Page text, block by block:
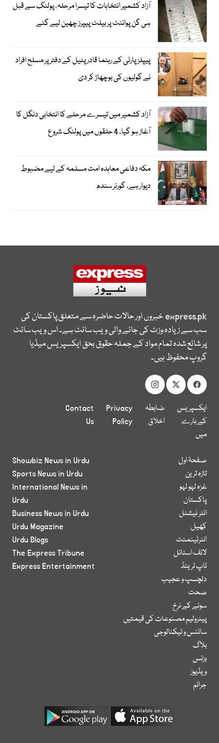
آزاد کشمیر انتخابات کا تیسرا مرحلہ، پولنگ سے قبل
ہی گن پوائنٹ پر بیلٹ پیپرز چھین لیے گئے
پیپلز پارٹی کے رہنما قادر پٹیل کے دفتر پر مسلح افراد
نے گولیوں کی بوچھاڑ کر دی
آزاد کشمیر میں تیسرے مرحلے کا انتخابی دنگل کا
آغاز ہو گیا، 4 حلقوں میں پولنگ شروع
مکہ دفاعی معاہدہ امت مسلمہ کے لیے مضبوط
دیوار ہے، گورنر سندھ
express.pkخبروں اور حالات حاضرہ سے متعلق پاکستان کی
سب سے زیادہ وزٹ کی جانے والی ویب سائٹ ہے۔ اس ویب سائٹ
پر شائع شدہ تمام مواد کے جملہ حقوق بحق ایکسپریس میڈیا
گروپ محفوظ ہیں۔
ایکسپریس
کے بارے
میں
ضابطہ
اخلاق
Privacy
Policy
Contact
Us
صفحۂ اول
تازہ ترین
غزہ لہو لہو
پاکستان
انٹر نیشنل
کھیل
انٹرٹینمنٹ
لائف اسٹائل
ٹاپ ٹرینڈ
دلچسپ و عجیب
صحت
سونے کے نرخ
پیٹرولیم مصنوعات کی قیمتیں
سائنس و ٹیکنالوجی
بلاگ
بزنس
ویڈیوز
جرائم
Showbiz News in Urdu
Sports News in Urdu
International News in
Urdu
Business News in Urdu
Urdu Magazine
Urdu Blogs
The Express Tribune
Express Entertainment